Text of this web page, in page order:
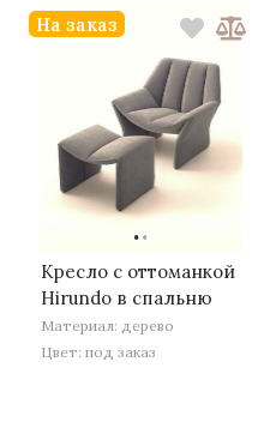
··
Кресло с оттоманкой
Hirundo в спальню
Материал: дерево
Цвет: под заказ
На заказ